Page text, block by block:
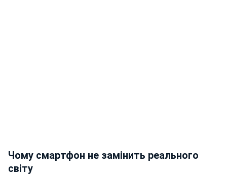
Чому смартфон не замінить реального
світу